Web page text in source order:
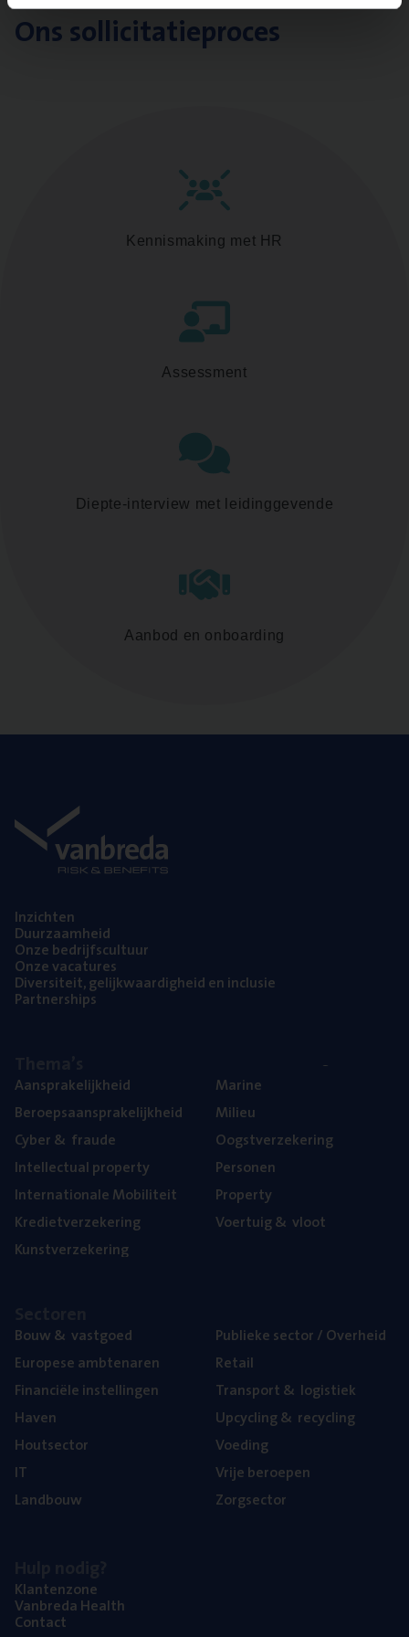
Ons sollicitatieproces
Kennismaking met HR
Assessment
Diepte-interview met leidinggevende
Aanbod en onboarding
Inzich­ten
Duur­zaam­heid
Onze bedrijfs­cul­tuur
Onze vaca­tu­res
Diver­si­teit, gelijk­waar­dig­heid en inclusie
Part­ner­ships
Aan­spra­ke­lijk­heid
Beroeps­aan­spra­ke­lijk­heid
Cyber& fraude
Intel­lec­tu­al property
Inter­na­ti­o­na­le Mobiliteit
Kre­diet­ver­ze­ke­ring
Kunst­ver­ze­ke­ring
Mari­ne
Mili­eu
Oogst­ver­ze­ke­ring
Per­so­nen
Pro­per­ty
Voer­tuig& vloot
Bouw& vastgoed
Euro­pe­se ambtenaren
Finan­ci­ë­le instellingen
Haven
Hout­sec­tor
IT
Land­bouw
Publie­ke sec­tor / Overheid
Retail
Trans­port& logistiek
Upcy­cling& recycling
Voe­ding
Vrije beroe­pen
Zorg­sec­tor
Klan­ten­zo­ne
Van­b­re­da Health
Con­tact